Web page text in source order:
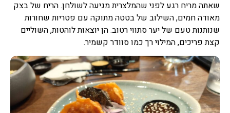
שאתה מריח רגע לפני שהמלצרית מגיעה לשולחן. הריח של בצק
מאודה חמים, השילוב של בטטה מתוקה עם פטריות שחורות
שנותנות טעם של יער סתווי רטוב. הן יוצאות לוהטות, השוליים
קצת פריכים, המילוי רך כמו סוודר קשמיר.